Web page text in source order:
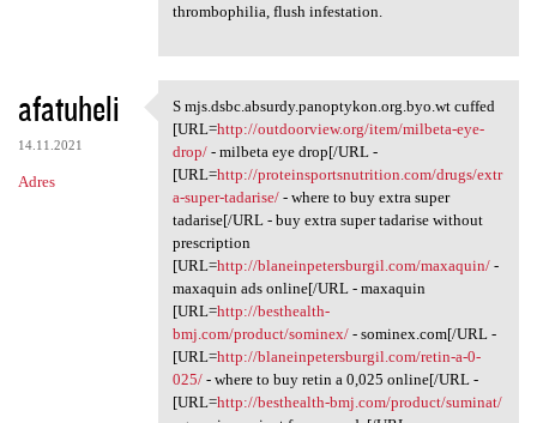
thrombophilia, flush infestation.
afatuheli
14.11.2021
Adres
S mjs.dsbc.absurdy.panoptykon
S mjs.dsbc.absurdy.panoptykon.org.byo.wt cuffed
[URL=http://outdoorview.org/item/milbeta-eye-
drop/- milbeta eye drop[/URL -
[URL=http://proteinsportsnutrition.com/drugs/extr
a-super-tadarise/- where to buy extra super
tadarise[/URL - buy extra super tadarise without
prescription
[URL=http://blaneinpetersburgil.com/maxaquin/-
maxaquin ads online[/URL - maxaquin
[URL=http://besthealth-
bmj.com/product/sominex/- sominex.com[/URL -
[URL=http://blaneinpetersburgil.com/retin-a-0-
025/- where to buy retin a 0,025 online[/URL -
[URL=http://besthealth-bmj.com/product/suminat/